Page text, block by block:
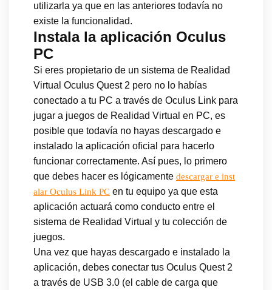
utilizarla ya que en las anteriores todavía no
existe la funcionalidad.
Instala la aplicación Oculus
PC
Si eres propietario de un sistema de Realidad
Virtual Oculus Quest 2 pero no lo habías
conectado a tu PC a través de Oculus Link para
jugar a juegos de Realidad Virtual en PC, es
posible que todavía no hayas descargado e
instalado la aplicación oficial para hacerlo
funcionar correctamente. Así pues, lo primero
que debes hacer es lógicamente descargar e inst
alar Oculus Link PC en tu equipo ya que esta
aplicación actuará como conducto entre el
sistema de Realidad Virtual y tu colección de
juegos.
Una vez que hayas descargado e instalado la
aplicación, debes conectar tus Oculus Quest 2
a través de USB 3.0 (el cable de carga que